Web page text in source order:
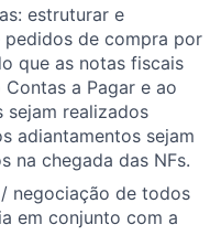
estruturar e
de compra por
que as notas fiscais
a Pagar e ao
sejam realizados
adiantamentos sejam
na chegada das NFs.
negociação de todos
em conjunto com a